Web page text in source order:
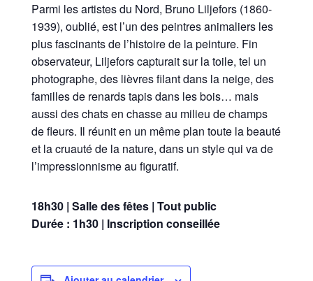
Parmi les artistes du Nord, Bruno Liljefors (1860-
1939), oublié, est l’un des peintres animaliers les
plus fascinants de l’histoire de la peinture. Fin
observateur, Liljefors capturait sur la toile, tel un
photographe, des lièvres filant dans la neige, des
familles de renards tapis dans les bois… mais
aussi des chats en chasse au milieu de champs
de fleurs. Il réunit en un même plan toute la beauté
et la cruauté de la nature, dans un style qui va de
l’impressionnisme au figuratif.
18h30 | Salle des fêtes | Tout public
Durée : 1h30 | Inscription conseillée